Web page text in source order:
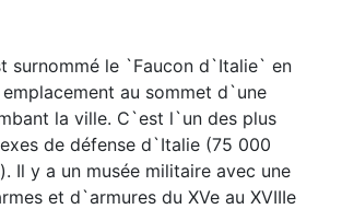
surnommé le `Faucon d`Italie` en
au sommet d`une
la ville. C`est l`un des plus
de défense d`Italie (75 000
Il y a un musée militaire avec une
et d`armures du XVe au XVIIIe